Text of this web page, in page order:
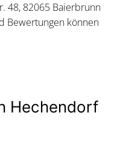
48, 82065 Baierbrunn
Bewertungen können
Hechendorf